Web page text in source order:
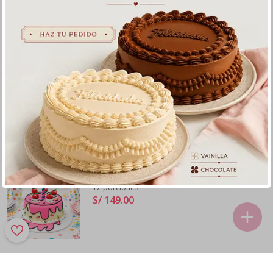
40 porciones en cajita para fiesta
S/ 229.00
Pt Cartoon Azul
12 porciones
S/ 149.00
Pt Cartoon Rosada
12 porciones
S/ 149.00